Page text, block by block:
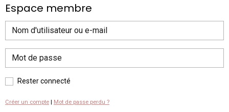
Espace membre
Rester connecté
Créer un compte | Mot de passe perdu ?